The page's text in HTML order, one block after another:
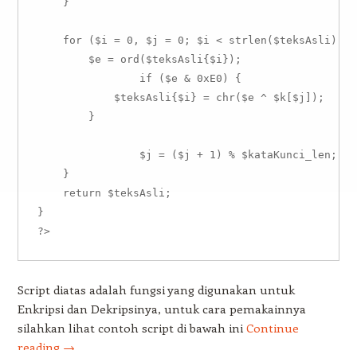
for ($i = 0, $j = 0; $i < strlen($teksAsli);
        $e = ord($teksAsli{$i});
            $teksAsli{$i} = chr($e ^ $k[$j]);
        }
    }
    return $teksAsli;
}
Script diatas adalah fungsi yang digunakan untuk
Enkripsi dan Dekripsinya, untuk cara pemakainnya
silahkan lihat contoh script di bawah ini Continue
reading →